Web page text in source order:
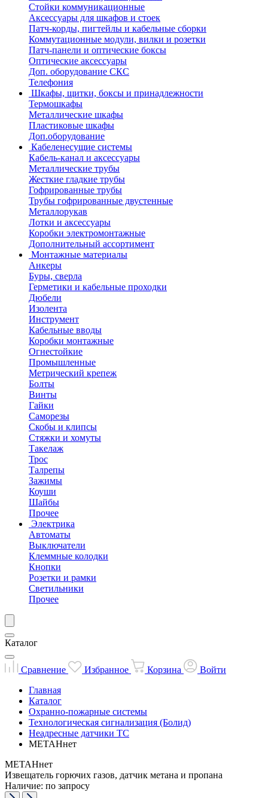
Стойки коммуникационные
Аксессуары для шкафов и стоек
Патч-корды, пигтейлы и кабельные сборки
Коммутационные модули, вилки и розетки
Патч-панели и оптические боксы
Оптические аксессуары
Доп. оборудование СКС
Телефония
Шкафы, щитки, боксы и принадлежности
Термошкафы
Металлические шкафы
Пластиковые шкафы
Доп.оборудование
Кабеленесущие системы
Кабель-канал и аксессуары
Металлические трубы
Жесткие гладкие трубы
Гофрированные трубы
Трубы гофрированные двустенные
Металлорукав
Лотки и аксессуары
Коробки электромонтажные
Дополнительный ассортимент
Монтажные материалы
Анкеры
Буры, сверла
Герметики и кабельные проходки
Дюбели
Изолента
Инструмент
Кабельные вводы
Коробки монтажные
Огнестойкие
Промышленные
Метрический крепеж
Болты
Винты
Гайки
Саморезы
Скобы и клипсы
Стяжки и хомуты
Такелаж
Трос
Талрепы
Зажимы
Коуши
Шайбы
Прочее
Электрика
Автоматы
Выключатели
Клеммные колодки
Кнопки
Розетки и рамки
Светильники
Прочее
Каталог
Сравнение Избранное Корзина
Войти
Главная
Каталог
Охранно-пожарные системы
Технологическая сигнализация (Болид)
Неадресные датчики ТС
МЕТАНнет
МЕТАНнет
Извещатель горючих газов, датчик метана и пропана
Наличие: по запросу